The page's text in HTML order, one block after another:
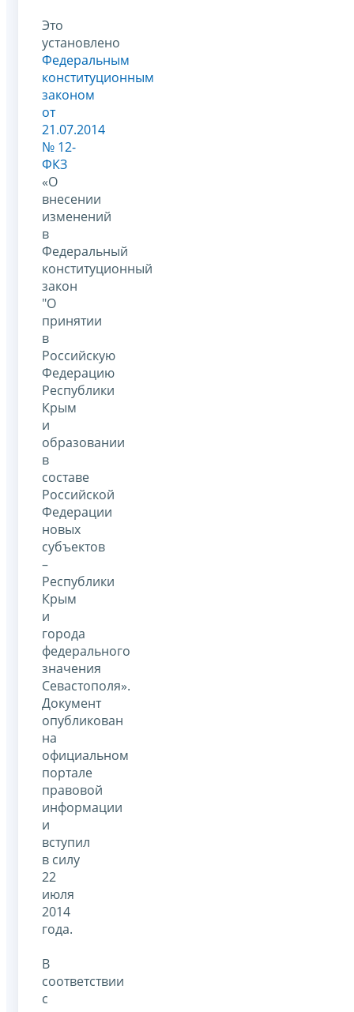
Это
установлено
Федеральным
конституционным
законом
от
21.07.2014
№ 12-
ФКЗ
«О
внесении
изменений
в
Федеральный
конституционный
закон
"О
принятии
в
Российскую
Федерацию
Республики
Крым
и
образовании
в
составе
Российской
Федерации
новых
субъектов
–
Республики
Крым
и
города
федерального
значения
Севастополя».
Документ
опубликован
на
официальном
портале
правовой
информации
и
вступил
в силу
22
июля
2014
года.
В
соответствии
с